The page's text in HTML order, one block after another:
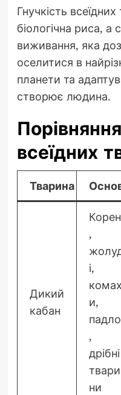
Гнучкість
біологічна риса, а
виживання, яка
оселитися в
планети та
створює людина.
всеїдних
Тварина
Дикий
кабан
,
і,
комах
и,
падло
,
дрібні
твари
ни